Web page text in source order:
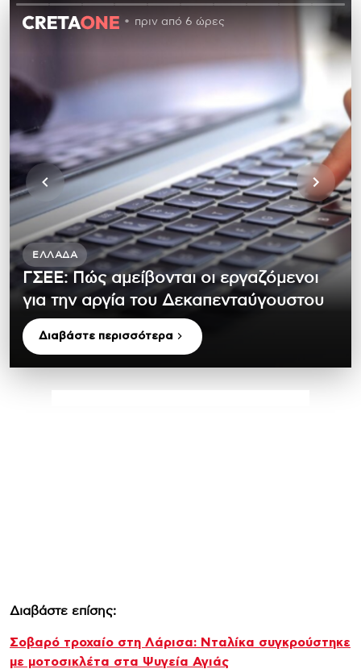
πριν από 6 ώρες
ΕΛΛΆΔΑ
ΓΣΕΕ: Πώς αμείβονται οι εργαζόμενοι
για την αργία του Δεκαπενταύγουστου
Διαβάστε περισσότερα
Διαβάστε επίσης:
Σοβαρό τροχαίο στη Λάρισα: Νταλίκα συγκρούστηκε
με μοτοσικλέτα στα Ψυγεία Αγιάς